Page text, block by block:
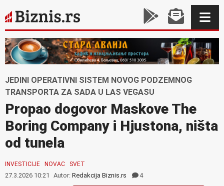
JEDINI OPERATIVNI SISTEM NOVOG PODZEMNOG
TRANSPORTA ZA SADA U LAS VEGASU
Propao dogovor Maskove The
Boring Company i Hjustona, ništa
od tunela
INVESTICIJE NOVAC SVET
27.3.2026 10:21 Autor: Redakcija Biznis.rs 4